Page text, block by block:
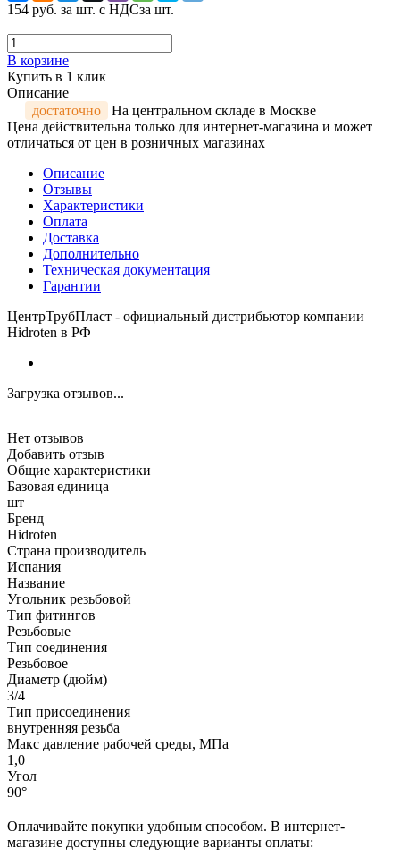
154 руб. за шт. с НДСза шт.
В корзине
Купить в 1 клик
Описание
достаточно
На центральном складе в Москве
Цена действительна только для интернет-магазина и может
отличаться от цен в розничных магазинах
Описание
Отзывы
Характеристики
Оплата
Доставка
Дополнительно
Техническая документация
Гарантии
ЦентрТрубПласт - официальный дистрибьютор компании
Hidroten в РФ
Загрузка отзывов...
Нет отзывов
Добавить отзыв
Общие характеристики
Базовая единица
шт
Бренд
Hidroten
Страна производитель
Испания
Название
Угольник резьбовой
Тип фитингов
Резьбовые
Тип соединения
Резьбовое
Диаметр (дюйм)
3/4
Тип присоединения
внутренняя резьба
Макс давление рабочей среды, МПа
1,0
Угол
90°
Оплачивайте покупки удобным способом. В интернет-
магазине доступны следующие варианты оплаты: